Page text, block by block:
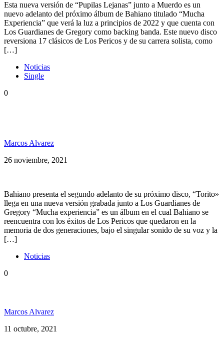
Esta nueva versión de “Pupilas Lejanas” junto a Muerdo es un
nuevo adelanto del próximo álbum de Bahiano titulado “Mucha
Experiencia” que verá la luz a principios de 2022 y que cuenta con
Los Guardianes de Gregory como backing banda. Este nuevo disco
reversiona 17 clásicos de Los Pericos y de su carrera solista, como
[…]
Noticias
Single
0
Marcos Alvarez
26 noviembre, 2021
Bahiano presenta el segundo adelanto de su próximo disco, “Torito»
llega en una nueva versión grabada junto a Los Guardianes de
Gregory “Mucha experiencia” es un álbum en el cual Bahiano se
reencuentra con los éxitos de Los Pericos que quedaron en la
memoria de dos generaciones, bajo el singular sonido de su voz y la
[…]
Noticias
0
Marcos Alvarez
11 octubre, 2021